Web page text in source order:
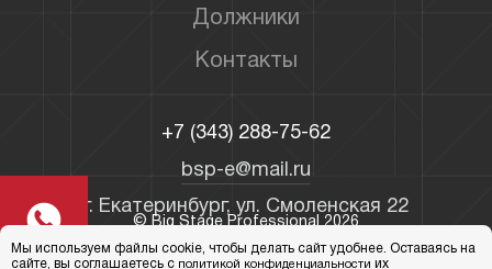
© Big Stage Professional 2026
Политика конфиденциальности
Должники
Контакты
+7 (343) 288-75-62
bsp-e@mail.ru
г. Екатеринбург, ул. Смоленская 22
Мы используем файлы cookie, чтобы делать сайт удобнее. Оставаясь на
сайте, вы соглашаетесь с политикой конфиденциальности их